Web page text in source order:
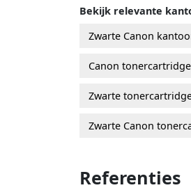
Bekijk relevante
Zwarte Canon
Canon
Zwarte
Zwarte Canon
Referenties